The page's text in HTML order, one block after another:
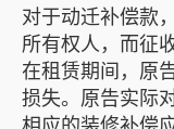
对于动迁补偿款
所有权人，而征
在租赁期间，原
损失。原告实际